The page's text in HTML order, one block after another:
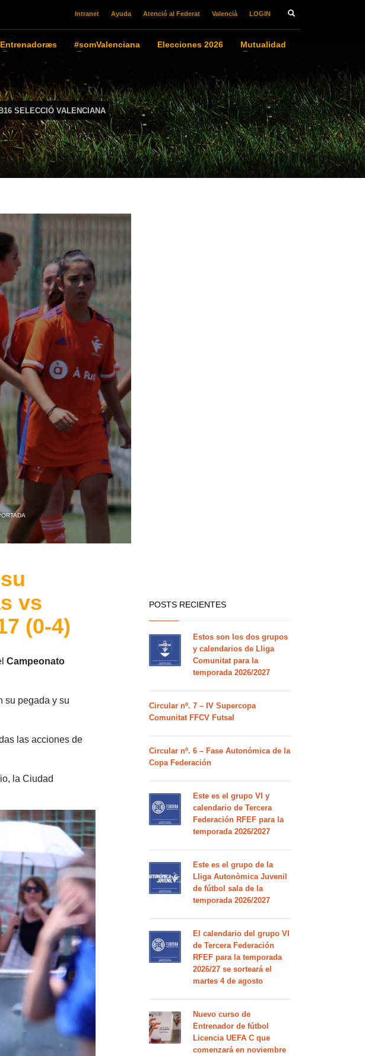
Intranet Ayuda Atenció al Federat Valencià LOGIN
Entrenadoræs #somValenciana Elecciones 2026
Mutualidad
SELECCIÓ VALENCIANA
vs
(0-4)
Campeonato
su pegada y su
las acciones de
la Ciudad
POSTS RECIENTES
Estos son los dos grupos
y calendarios de Lliga
Comunitat para la
temporada 2026/2027
Circular nº. 7 – IV Supercopa
Comunitat FFCV Futsal
Circular nº. 6 – Fase Autonómica de la
Copa Federación
Este es el grupo VI y
calendario de Tercera
Federación RFEF para la
temporada 2026/2027
Este es el grupo de la
Lliga Autonòmica Juvenil
de fútbol sala de la
temporada 2026/2027
El calendario del grupo VI
de Tercera Federación
RFEF para la temporada
2026/27 se sorteará el
martes 4 de agosto
Nuevo curso de
Entrenador de fútbol
Licencia UEFA C que
comenzará en noviembre